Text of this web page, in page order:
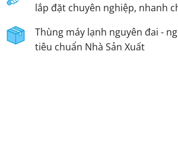
lắp đặt chuyên nghiệp, nhanh
Thùng máy lạnh nguyên đai -
tiêu chuẩn Nhà Sản Xuất